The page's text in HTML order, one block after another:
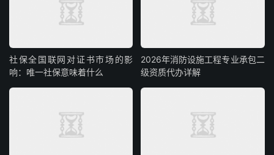
社保全国联网对证书市场的影
响：唯一社保意味着什么
2026年消防设施工程专业承包二
级资质代办详解